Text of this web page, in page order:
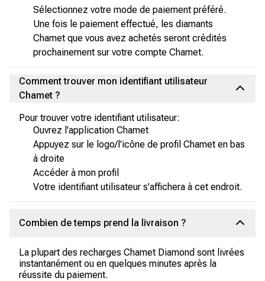
Sélectionnez votre mode de paiement préféré.
Une fois le paiement effectué, les diamants
Chamet que vous avez achetés seront crédités
prochainement sur votre compte Chamet.
Comment trouver mon identifiant utilisateur
Chamet ?
Pour trouver votre identifiant utilisateur:
Ouvrez l'application Chamet
Appuyez sur le logo/l'icône de profil Chamet en bas
à droite
Accéder à mon profil
Votre identifiant utilisateur s'affichera à cet endroit.
Combien de temps prend la livraison ?
La plupart des recharges Chamet Diamond sont livrées
instantanément ou en quelques minutes après la
réussite du paiement.